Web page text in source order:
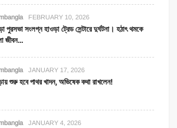
FEBRUARY 10, 2026
পুরসভা সংলগ্ন হাওড়া ট্রেড সেন্টারে দুর্ঘটনা। হঠাৎ থমকে
জীবন…
JANUARY 17, 2026
শুরু হবে পাথর খাদন, অভিষেক কথা রাখলেন!
JANUARY 4, 2026